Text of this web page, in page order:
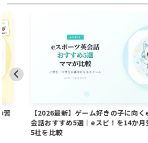
習
【2026最新】ゲーム好きの子に向
会話おすすめ5選｜eスピ！を14か月
5社を比較